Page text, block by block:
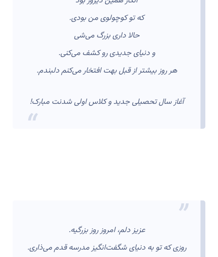
که تو کوچولوی من بودی.
حالا داری بزرگ می‌شی
و دنیای جدیدی رو کشف می‌کنی.
هر روز بیشتر از قبل بهت افتخار می‌کنم دلبندم.
آغاز سال تحصیلی جدید و کلاس اولی شدنت مبارک!
عزیز دلم، امروز روز بزرگیه.
روزی که تو به دنیای شگفت‌انگیز مدرسه قدم می‌ذاری.